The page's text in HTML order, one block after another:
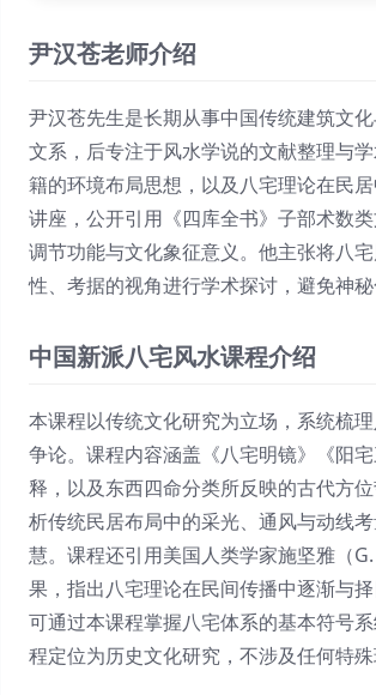
尹汉苍老师介绍
尹汉苍先生是长期从事中国传统建筑文
文系，后专注于风水学说的文献整理与
籍的环境布局思想，以及八宅理论在民
讲座，公开引用《四库全书》子部术数
调节功能与文化象征意义。他主张将八
性、考据的视角进行学术探讨，避免神秘
中国新派八宅风水课程介绍
本课程以传统文化研究为立场，系统梳
争论。课程内容涵盖《八宅明镜》《阳
释，以及东西四命分类所反映的古代方
析传统民居布局中的采光、通风与动线
慧。课程还引用美国人类学家施坚雅（
果，指出八宅理论在民间传播中逐渐与
可通过本课程掌握八宅体系的基本符号
程定位为历史文化研究，不涉及任何特殊